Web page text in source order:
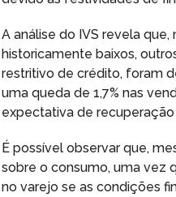
A análise do IVS revela
historicamente baixos,
restritivo de crédito, foram
uma queda de 1,7% nas
expectativa de
É possível observar que,
sobre o consumo, uma vez
no varejo se as condições